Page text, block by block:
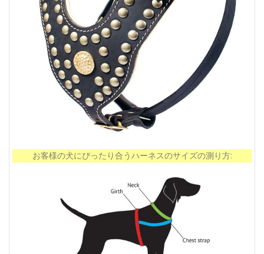
お客様の犬にぴったり合うハーネスのサイズの測り方: